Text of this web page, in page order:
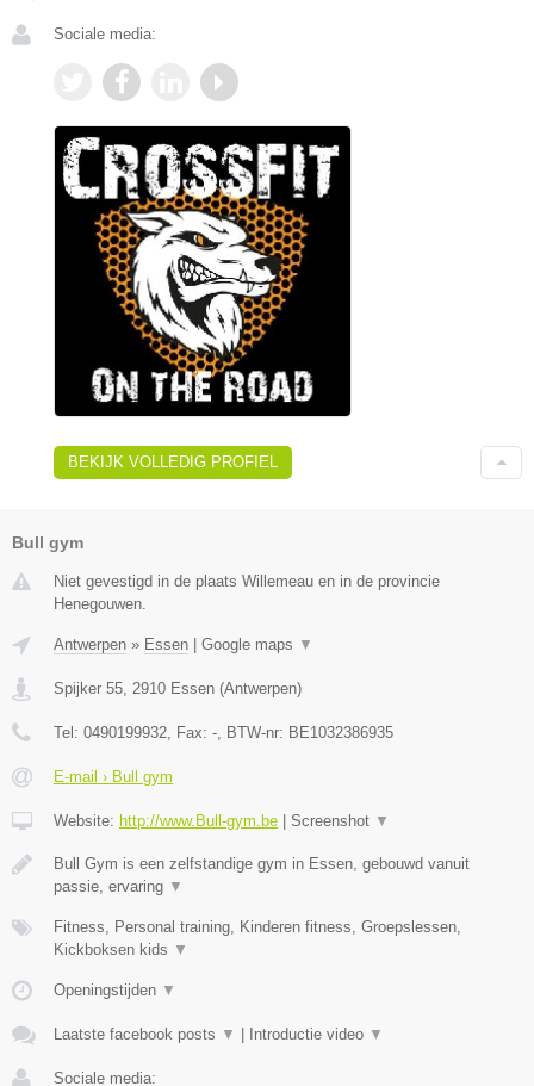
Sociale media:
BEKIJK VOLLEDIG PROFIEL
Bull gym
Niet gevestigd in de plaats Willemeau en in de provincie
Henegouwen.
Antwerpen » Essen Google maps ▼
Spijker 55, 2910 Essen (Antwerpen)
Tel: 0490199932, Fax: -, BTW-nr: BE1032386935
E-mail › Bull gym
Website: http://www.Bull-gym.be Screenshot ▼
Bull Gym is een zelfstandige gym in Essen, gebouwd vanuit
passie, ervaring ▼
Fitness, Personal training, Kinderen fitness, Groepslessen,
Kickboksen kids ▼
Openingstijden ▼
Laatste facebook posts ▼ Introductie video ▼
Sociale media: